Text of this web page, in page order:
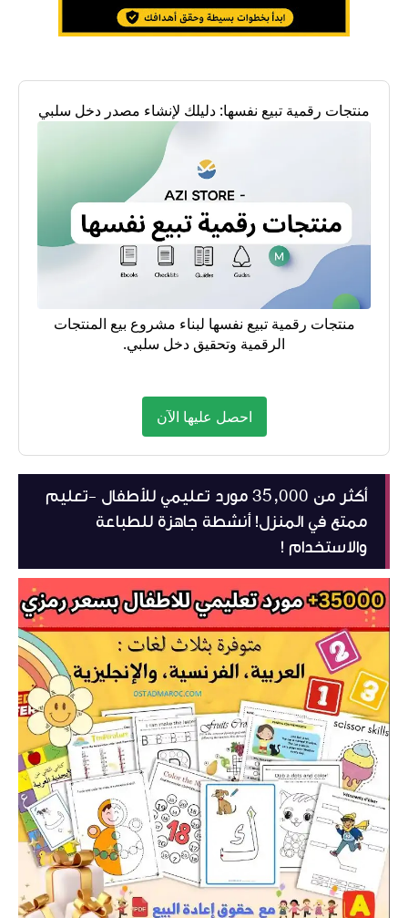
منتجات رقمية تبيع نفسها: دليلك لإنشاء مصدر دخل سلبي
منتجات رقمية تبيع نفسها لبناء مشروع بيع المنتجات
الرقمية وتحقيق دخل سلبي.
احصل عليها الآن
أكثر من 35,000 مورد تعليمي للأطفال -تعليم
ممتع في المنزل! أنشطة جاهزة للطباعة
والاستخدام !